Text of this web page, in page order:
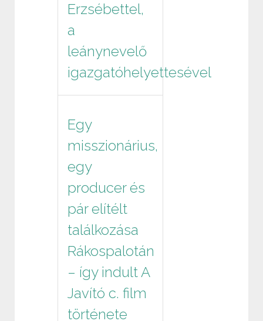
Erzsébettel,
a
leánynevelő
igazgatóhelyettesével
Egy
misszionárius,
egy
producer és
pár elítélt
találkozása
Rákospalotán
– így indult A
Javító c. film
története